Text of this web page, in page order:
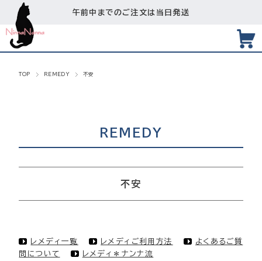
午前中までのご注文は当日発送
TOP REMEDY 不安
REMEDY
不安
レメディ一覧 レメディご利用方法
よくあるご質
問について
レメディ＊ナンナ流